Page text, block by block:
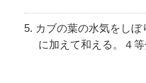
カブの葉の水気をしぼ
に加えて和える。４